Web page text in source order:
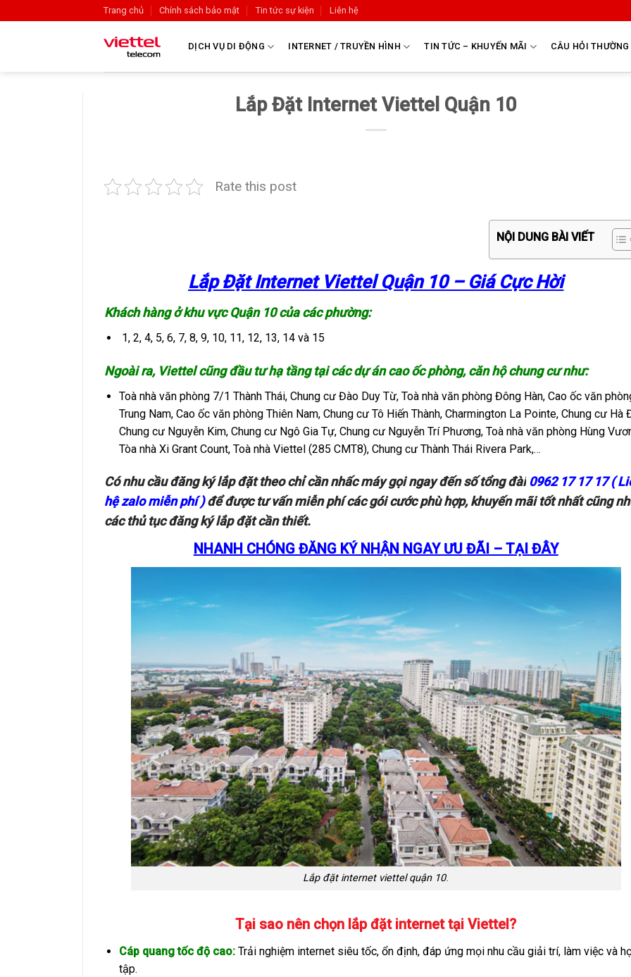
Trang chủ Chính sách bảo mật Tin tức sự kiện Liên hệ
DỊCH VỤ DI ĐỘNG INTERNET / TRUYỀN HÌNH TIN TỨC – KHUYẾN MÃI CÂU HỎI THƯỜNG
Lắp Đặt Internet Viettel Quận 10
Rate this post
NỘI DUNG BÀI VIẾT
Lắp Đặt Internet Viettel Quận 10 – Giá Cực Hời
Khách hàng ở khu vực Quận 10 của các phường:
1, 2, 4, 5, 6, 7, 8, 9, 10, 11, 12, 13, 14 và 15
Ngoài ra, Viettel cũng đầu tư hạ tầng tại các dự án cao ốc phòng, căn hộ chung cư như:
Toà nhà văn phòng 7/1 Thành Thái, Chung cư Đào Duy Từ, Toà nhà văn phòng Đông Hàn, Cao ốc văn
Trung Nam, Cao ốc văn phòng Thiên Nam, Chung cư Tô Hiến Thành, Charmington La Pointe, Chung cư Hà
Chung cư Nguyễn Kim, Chung cư Ngô Gia Tự, Chung cư Nguyễn Trí Phương, Toà nhà văn phòng Hùng
Tòa nhà Xi Grant Count, Toà nhà Viettel (285 CMT8), Chung cư Thành Thái Rivera Park,…
Có nhu cầu đăng ký lắp đặt theo chỉ cần nhấc máy gọi ngay đến số tổng đài 0962 17 17 17 (
hệ zalo miễn phí )để được tư vấn miễn phí các gói cước phù hợp, khuyến mãi tốt nhất cũng
các thủ tục đăng ký lắp đặt cần thiết.
NHANH CHÓNG ĐĂNG KÝ NHẬN NGAY ƯU ĐÃI – TẠI ĐÂY
Lắp đặt internet viettel quận 10.
Tại sao nên chọn lắp đặt internet tại Viettel?
Cáp quang tốc độ cao: Trải nghiệm internet siêu tốc, ổn định, đáp ứng mọi nhu cầu giải trí, làm việc và
tập.